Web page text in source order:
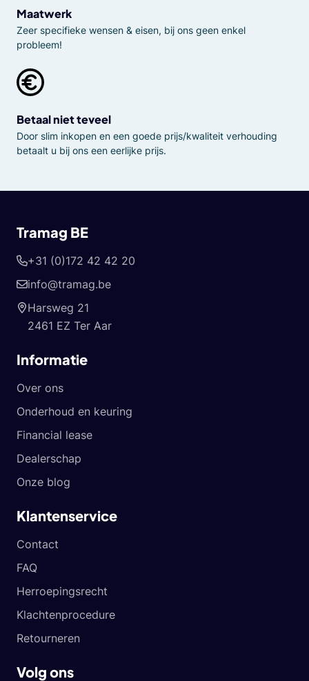
Maatwerk
Zeer specifieke wensen & eisen, bij ons geen enkel
probleem!
Betaal niet teveel
Door slim inkopen en een goede prijs/kwaliteit verhouding
betaalt u bij ons een eerlijke prijs.
Tramag BE
+31 (0)172 42 42 20
info@tramag.be
Harsweg 21
2461 EZ Ter Aar
Informatie
Over ons
Onderhoud en keuring
Financial lease
Dealerschap
Onze blog
Klantenservice
Contact
FAQ
Herroepingsrecht
Klachtenprocedure
Retourneren
Volg ons